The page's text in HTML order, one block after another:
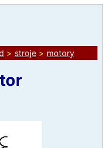
> stroje > motory